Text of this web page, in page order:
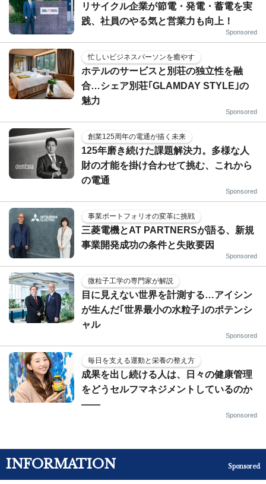
リサイクル企業が節電・発電・蓄電を実
践、社員のやる気と営業力も向上！
Sponsored
忙しいビジネスパーソンを癒やす
ホテルのサービスと別荘の独立性を融
合…シェア別荘｢GLAMDAY STYLE｣の
魅力
Sponsored
創業125周年の電通が描く未来
125年磨き続けた課題解決力。多様な人
財の才能を掛け合わせて挑む、これから
の電通
Sponsored
事業ポートフォリオの変革に挑戦
三菱電機とAT PARTNERSが語る、新規
事業開発成功の条件と失敗要因
Sponsored
微粒子工学の専門家が解説
目に見えない世界を計測する…アイシン
が生んだ｢世界最小の水粒子｣のポテンシ
ャル
Sponsored
毎日を支える運動と栄養の整え方
成果を出し続ける人は、日々の健康管理
をどうセルフマネジメントしているのか
——
Sponsored
INFORMATION Sponsored